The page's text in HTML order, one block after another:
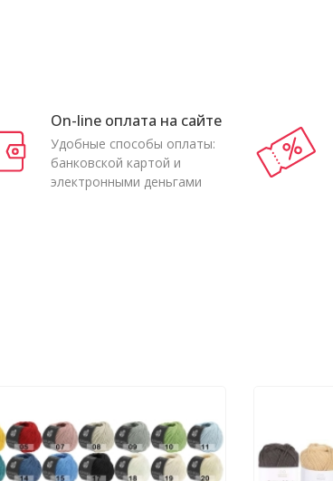
On-line оплата на сайте
Удобные способы оплаты:
банковской картой и
электронными деньгами